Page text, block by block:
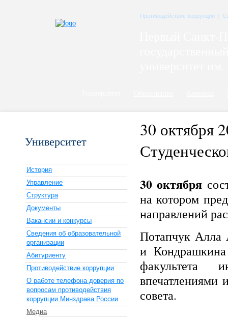
Противодействие коррупции |
30 октября
30 октября
на котором
направлений
Потапчук Алла
и Кондрашкина
факультета
впечатлениями
совета.
Университет
История
Управление
Структура
Документы
Вакансии и конкурсы
Сведения об образовательной
организации
Абитуриенту
Противодействие коррупции
О работе телефона доверия по
вопросам противодействия
коррупции Минздрава России
Медиа